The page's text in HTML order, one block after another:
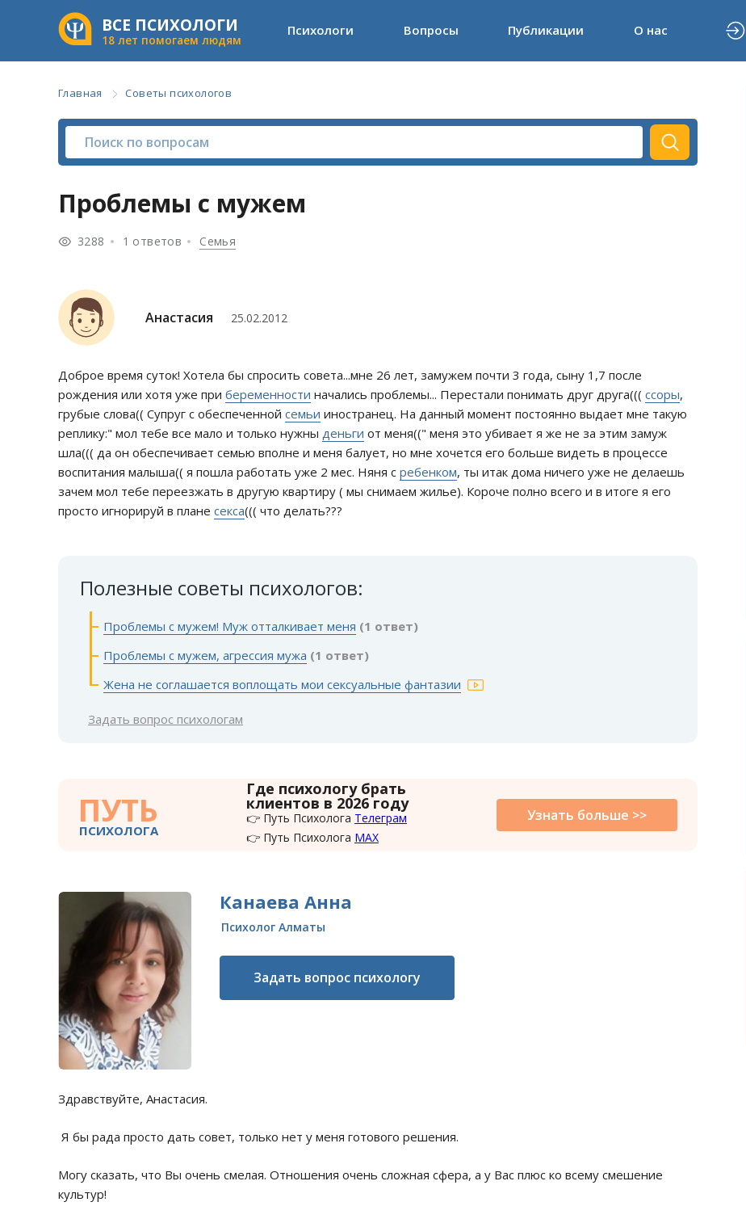
ВСЕ ПСИХОЛОГИ
18 лет помогаем людям
Психологи Вопросы Публикации О нас
Главная Советы психологов
Проблемы с мужем
3288 1 ответов Семья
Анастасия 25.02.2012
Доброе время суток! Хотела бы спросить совета...мне 26 лет, замужем почти 3 года, сыну 1,7 после
рождения или хотя уже при беременности начались проблемы... Перестали понимать друг друга((( ссоры,
грубые слова(( Супруг с обеспеченной семьи иностранец. На данный момент постоянно выдает мне такую
реплику:" мол тебе все мало и только нужны деньги от меня((" меня это убивает я же не за этим замуж
шла((( да он обеспечивает семью вполне и меня балует, но мне хочется его больше видеть в процессе
воспитания малыша(( я пошла работать уже 2 мес. Няня с ребенком, ты итак дома ничего уже не делаешь
зачем мол тебе переезжать в другую квартиру ( мы снимаем жилье). Короче полно всего и в итоге я его
просто игнорируй в плане секса((( что делать???
Полезные советы психологов:
Проблемы с мужем! Муж отталкивает меня (1 ответ)
Проблемы с мужем, агрессия мужа (1 ответ)
Жена не соглашается воплощать мои сексуальные фантазии
Задать вопрос психологам
ПУТЬ
ПСИХОЛОГА
Где психологу брать
клиентов в 2026 году
👉 Путь Психолога Телеграм
👉 Путь Психолога MAX
Узнать больше >>
Канаева Анна
Психолог Алматы
Задать вопрос психологу
Здравствуйте, Анастасия.
Я бы рада просто дать совет, только нет у меня готового решения.
Могу сказать, что Вы очень смелая. Отношения очень сложная сфера, а у Вас плюс ко всему смешение
культур!